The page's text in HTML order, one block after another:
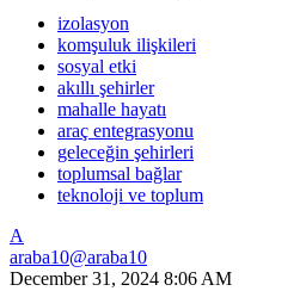
izolasyon
komşuluk ilişkileri
sosyal etki
akıllı şehirler
mahalle hayatı
araç entegrasyonu
geleceğin şehirleri
toplumsal bağlar
teknoloji ve toplum
A
araba10@araba10
December 31, 2024 8:06 AM